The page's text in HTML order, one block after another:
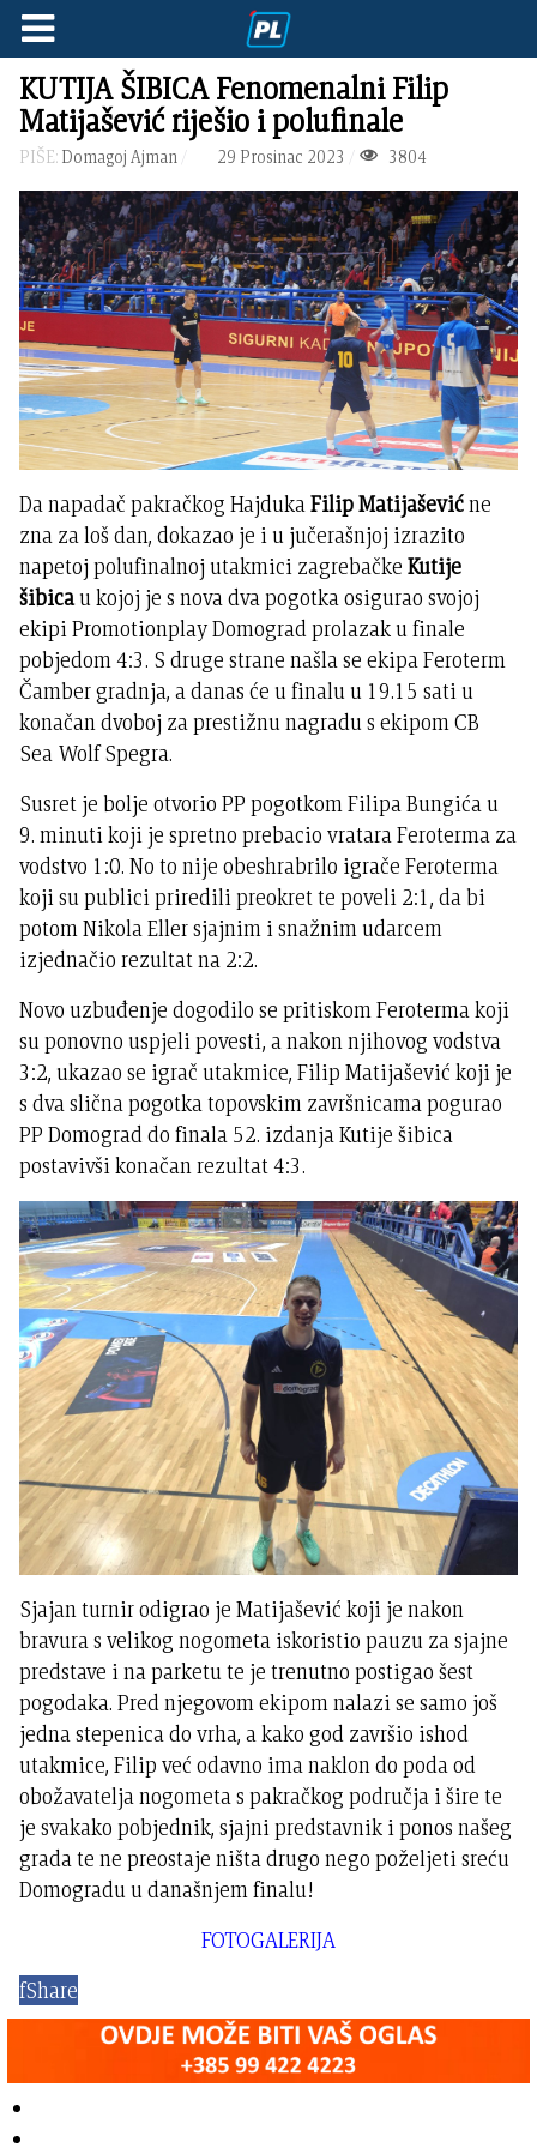
KUTIJA ŠIBICA Fenomenalni Filip
Matijašević riješio i polufinale
PIŠE: Domagoj Ajman 29 Prosinac 2023 3804
Da napadač pakračkog HajdukaFilip Matijaševićne
zna za loš dan, dokazao je i u jučerašnjoj izrazito
napetoj polufinalnoj utakmici zagrebačkeKutije
šibicau kojoj je s nova dva pogotka osigurao svojoj
ekipi Promotionplay Domograd prolazak u finale
pobjedom 4:3. S druge strane našla se ekipa Feroterm
Čamber gradnja, a danas će u finalu u 19.15 sati u
konačan dvoboj za prestižnu nagradu s ekipom CB
Sea Wolf Spegra.
Susret je bolje otvorio PP pogotkom Filipa Bungića u
9. minuti koji je spretno prebacio vratara Feroterma za
vodstvo 1:0. No to nije obeshrabrilo igrače Feroterma
koji su publici priredili preokret te poveli 2:1, da bi
potom Nikola Eller sjajnim i snažnim udarcem
izjednačio rezultat na 2:2.
Novo uzbuđenje dogodilo se pritiskom Feroterma koji
su ponovno uspjeli povesti, a nakon njihovog vodstva
3:2, ukazao se igrač utakmice, Filip Matijašević koji je
s dva slična pogotka topovskim završnicama pogurao
PP Domograd do finala 52. izdanja Kutije šibica
postavivši konačan rezultat 4:3.
Sjajan turnir odigrao je Matijašević koji je nakon
bravura s velikog nogometa iskoristio pauzu za sjajne
predstave i na parketu te je trenutno postigao šest
pogodaka. Pred njegovom ekipom nalazi se samo još
jedna stepenica do vrha, a kako god završio ishod
utakmice, Filip već odavno ima naklon do poda od
obožavatelja nogometa s pakračkog područja i šire te
je svakako pobjednik, sjajni predstavnik i ponos našeg
grada te ne preostaje ništa drugo nego poželjeti sreću
Domogradu u današnjem finalu!
FOTOGALERIJA
fShare